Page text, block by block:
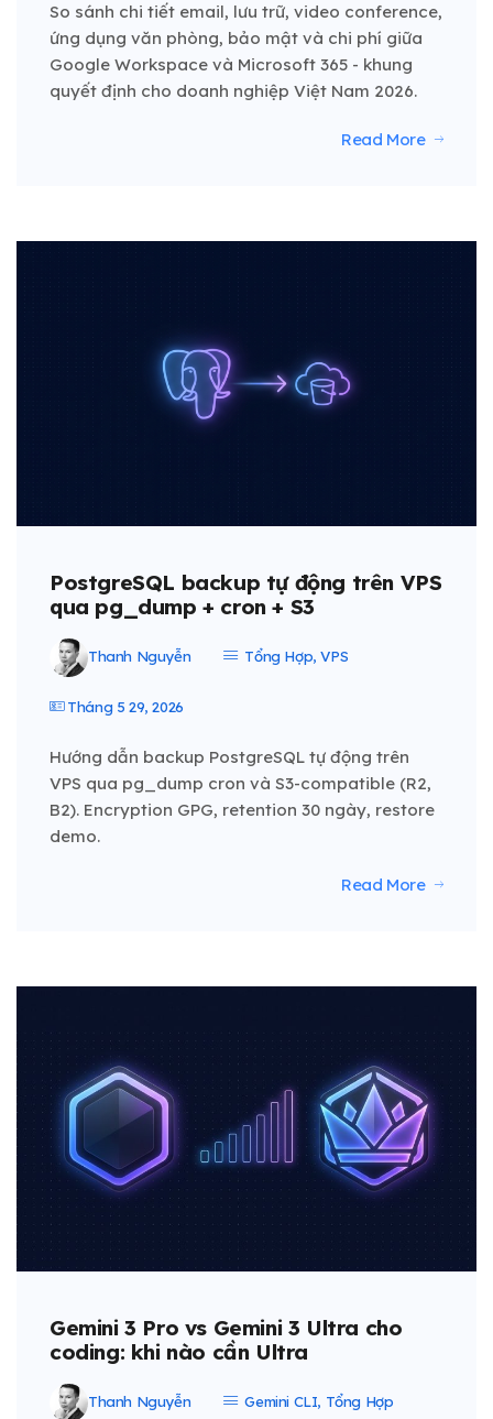
So sánh chi tiết email, lưu trữ, video conference,
ứng dụng văn phòng, bảo mật và chi phí giữa
Google Workspace và Microsoft 365 - khung
quyết định cho doanh nghiệp Việt Nam 2026.
Read More
PostgreSQL backup tự động trên VPS
qua pg_dump + cron + S3
Thanh Nguyễn Tổng Hợp,VPS
Tháng 5 29, 2026
Hướng dẫn backup PostgreSQL tự động trên
VPS qua pg_dump cron và S3-compatible (R2,
B2). Encryption GPG, retention 30 ngày, restore
demo.
Read More
Gemini 3 Pro vs Gemini 3 Ultra cho
coding: khi nào cần Ultra
Thanh Nguyễn Gemini CLI, Tổng Hợp